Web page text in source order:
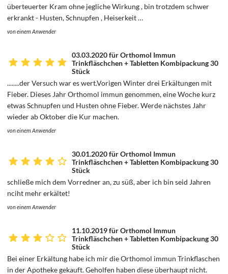
überteuerter Kram ohne jegliche Wirkung , bin trotzdem schwer
erkrankt - Husten, Schnupfen , Heiserkeit …
von einem Anwender
03.03.2020 für Orthomol Immun
Trinkfläschchen + Tabletten Kombipackung 30
Stück
........der Versuch war es wert.Vorigen Winter drei Erkältungen mit
Fieber. Dieses Jahr Orthomol immun genommen, eine Woche kurz
etwas Schnupfen und Husten ohne Fieber. Werde nächstes Jahr
wieder ab Oktober die Kur machen.
von einem Anwender
30.01.2020 für Orthomol Immun
Trinkfläschchen + Tabletten Kombipackung 30
Stück
schließe mich dem Vorredner an, zu süß, aber ich bin seid Jahren
nciht mehr erkältet!
von einem Anwender
11.10.2019 für Orthomol Immun
Trinkfläschchen + Tabletten Kombipackung 30
Stück
Bei einer Erkältung habe ich mir die Orthomol immun Trinkflaschen
in der Apotheke gekauft. Geholfen haben diese überhaupt nicht.